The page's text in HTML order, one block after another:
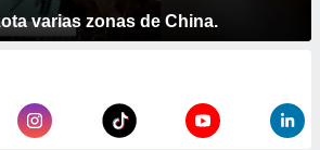
varias zonas de China.